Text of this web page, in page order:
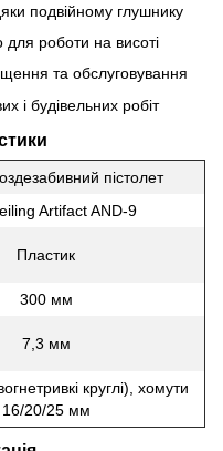
подвійному глушнику
роботи на висоті
та обслуговування
і будівельних робіт
пістолет
Artifact AND-9
Пластик
300 мм
7,3 мм
круглі), хомути
16/20/25 мм